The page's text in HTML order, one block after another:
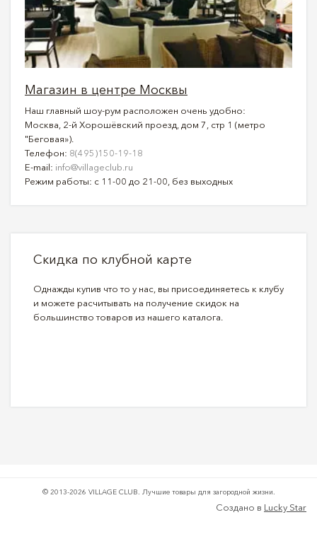
Магазин в центре Москвы
Наш главный шоу-рум расположен очень удобно:
Москва, 2-й Хорошёвский проезд, дом 7, стр 1 (метро
"Беговая»).
Телефон: 8(495)150-19-18
E-mail: info@villageclub.ru
Режим работы: с 11-00 до 21-00, без выходных
Скидка по клубной карте
Однажды купив что то у нас, вы присоединяетесь к клубу
и можете расчитывать на получение скидок на
большинство товаров из нашего каталога.
© 2013-2026 VILLAGE CLUB. Лучшие товары для загородной жизни.
Создано в Lucky Star